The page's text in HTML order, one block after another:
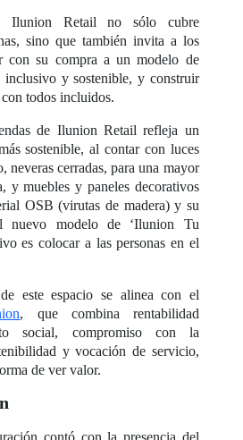
Ilunion Retail no sólo cubre
sino que también invita a los
con su compra a un modelo de
inclusivo y sostenible, y construir
todos incluidos.
de Ilunion Retail refleja un
sostenible, al contar con luces
neveras cerradas, para una mayor
y muebles y paneles decorativos
OSB (virutas de madera) y su
nuevo modelo de ‘Ilunion Tu
es colocar a las personas en el
este espacio se alinea con el
, que combina rentabilidad
social, compromiso con la
y vocación de servicio,
de ver valor.
contó con la presencia del